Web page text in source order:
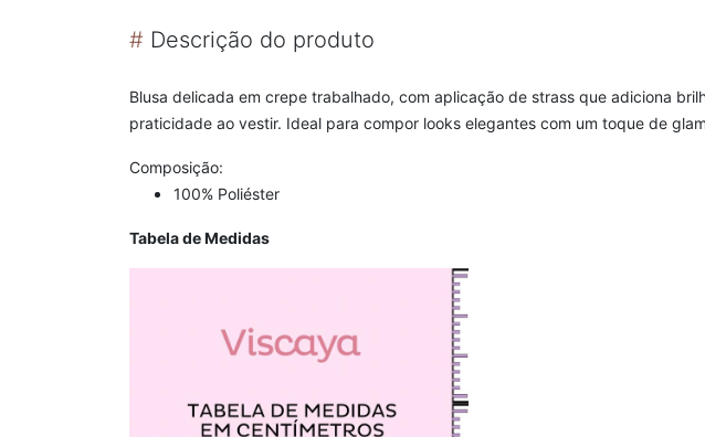
# Descrição do produto
Blusa delicada em crepe trabalhado, com aplicação de strass que adiciona
praticidade ao vestir. Ideal para compor looks elegantes com um toque de
Composição:
100% Poliéster
Tabela de Medidas